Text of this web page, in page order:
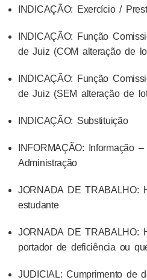
INDICAÇÃO: Exercício /
INDICAÇÃO: Função
de Juiz (COM alteração de
INDICAÇÃO: Função
de Juiz (SEM alteração de
INDICAÇÃO: Substituição
INFORMAÇÃO: Informação
Administração
JORNADA DE TRABALHO:
estudante
JORNADA DE TRABALHO:
portador de deficiência ou
JUDICIAL: Cumprimento de